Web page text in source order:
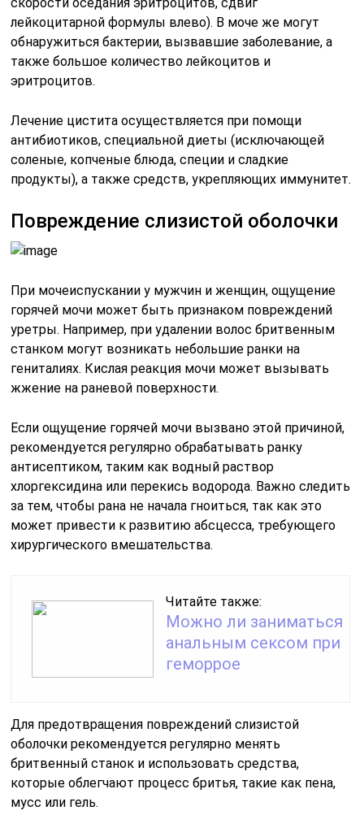
лейкоцитарной формулы влево). В моче же могут
обнаружиться бактерии, вызвавшие заболевание, а
также большое количество лейкоцитов и
эритроцитов.
Лечение цистита осуществляется при помощи
антибиотиков, специальной диеты (исключающей
соленые, копченые блюда, специи и сладкие
продукты), а также средств, укрепляющих иммунитет.
Повреждение слизистой оболочки
При мочеиспускании у мужчин и женщин, ощущение
горячей мочи может быть признаком повреждений
уретры. Например, при удалении волос бритвенным
станком могут возникать небольшие ранки на
гениталиях. Кислая реакция мочи может вызывать
жжение на раневой поверхности.
Если ощущение горячей мочи вызвано этой причиной,
рекомендуется регулярно обрабатывать ранку
антисептиком, таким как водный раствор
хлоргексидина или перекись водорода. Важно следить
за тем, чтобы рана не начала гноиться, так как это
может привести к развитию абсцесса, требующего
хирургического вмешательства.
Читайте также:
Можно ли заниматься
анальным сексом при
геморрое
Для предотвращения повреждений слизистой
оболочки рекомендуется регулярно менять
бритвенный станок и использовать средства,
которые облегчают процесс бритья, такие как пена,
мусс или гель.